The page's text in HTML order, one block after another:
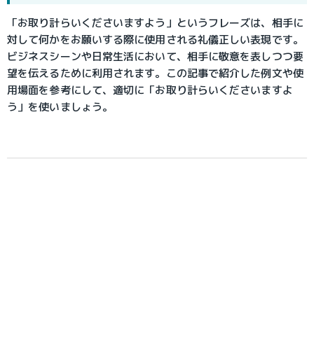
「お取り計らいくださいますよう」というフレーズは、相手に
対して何かをお願いする際に使用される礼儀正しい表現です。
ビジネスシーンや日常生活において、相手に敬意を表しつつ要
望を伝えるために利用されます。この記事で紹介した例文や使
用場面を参考にして、適切に「お取り計らいくださいますよ
う」を使いましょう。